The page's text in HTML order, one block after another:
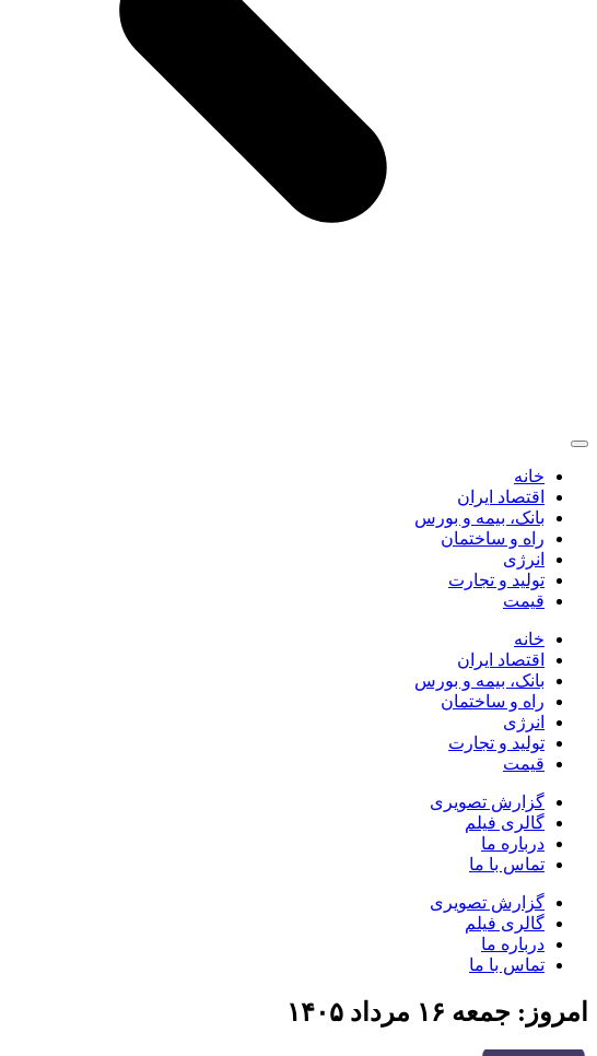
خانه
اقتصاد ایران
بانک، بیمه و بورس
راه و ساختمان
انرژی
تولید و تجارت
قیمت
خانه
اقتصاد ایران
بانک، بیمه و بورس
راه و ساختمان
انرژی
تولید و تجارت
قیمت
گزارش تصویری
گالری فیلم
درباره ما
تماس با ما
گزارش تصویری
گالری فیلم
درباره ما
تماس با ما
امروز: جمعه ۱۶ مرداد ۱۴۰۵